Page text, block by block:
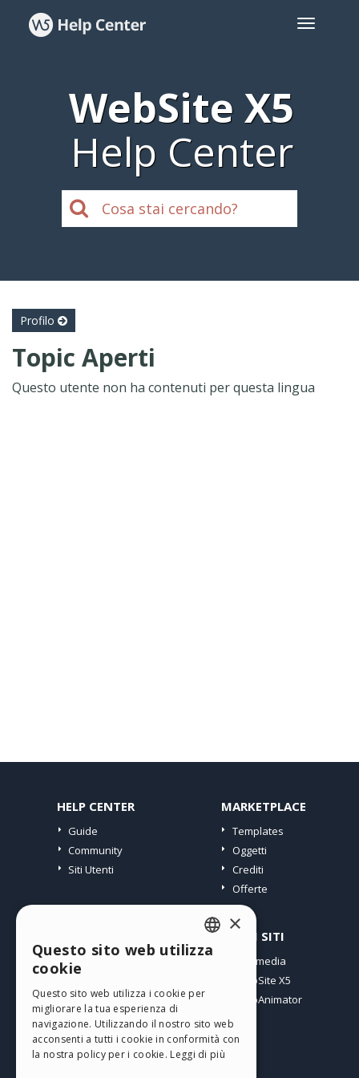
WebSite X5
Help Center
Profilo
Topic Aperti
Questo utente non ha contenuti per questa lingua
HELP CENTER
Guide
Community
Siti Utenti
MARKETPLACE
Templates
Oggetti
Crediti
Offerte
I miei post
I miei Download
Spazio Web
I miei Crediti
ALTRI SITI
Incomedia
WebSite X5
WebAnimator
ENGLISH
SPANISH
PORTUGUESE
×
Questo sito web utilizza
cookie
Questo sito web utilizza i cookie per
migliorare la tua esperienza di
navigazione. Utilizzando il nostro sito web
acconsenti a tutti i cookie in conformità con
la nostra policy per i cookie. Leggi di più